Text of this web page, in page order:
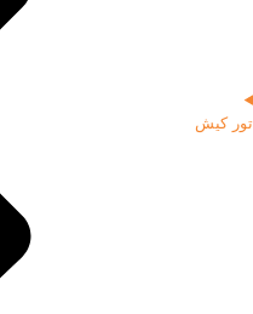
تور کیش